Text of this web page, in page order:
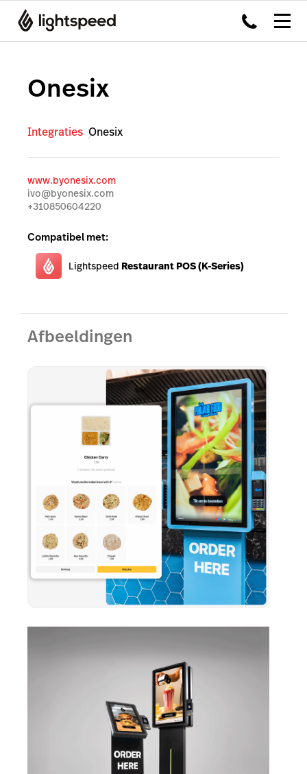
Onesix
Integraties Onesix
www.byonesix.com
ivo@byonesix.com
+310850604220
Compatibel met:
Lightspeed Restaurant POS (K-Series)
Afbeeldingen